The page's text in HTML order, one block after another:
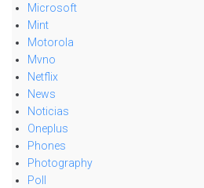
Microsoft
Mint
Motorola
Mvno
Netflix
News
Noticias
Oneplus
Phones
Photography
Poll